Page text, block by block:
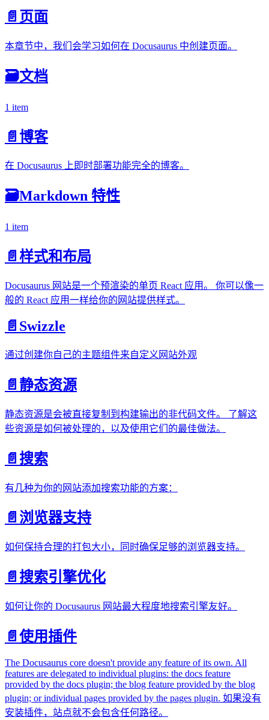
📄️ 页面
本章节中，我们会学习如何在 Docusaurus 中创建页面。
🗃️文档
1 item
📄️ 博客
在 Docusaurus 上即时部署功能完全的博客。
🗃️Markdown 特性
1 item
📄️ 样式和布局
Docusaurus 网站是一个预渲染的单页 React 应用。 你可以像一
般的 React 应用一样给你的网站提供样式。
📄️ Swizzle
通过创建你自己的主题组件来自定义网站外观
📄️ 静态资源
静态资源是会被直接复制到构建输出的非代码文件。 了解这
些资源是如何被处理的，以及使用它们的最佳做法。
📄️ 搜索
有几种为你的网站添加搜索功能的方案：
📄️ 浏览器支持
如何保持合理的打包大小，同时确保足够的浏览器支持。
📄️ 搜索引擎优化
如何让你的 Docusaurus 网站最大程度地搜索引擎友好。
📄️ 使用插件
The Docusaurus core doesn't provide any feature of its own. All
features are delegated to individual plugins: the docs feature
provided by the docs plugin; the blog feature provided by the blog
plugin; or individual pages provided by the pages plugin. 如果没有
安装插件，站点就不会包含任何路径。